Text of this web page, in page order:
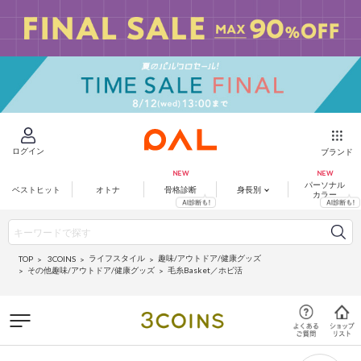
ログイン ブランド
ベストヒット オトナ 骨格診断 身長別
パーソナル
カラー
TOP 3COINS ライフスタイル
趣味/アウトドア/健康グッズ
その他趣味/アウトドア/健康グッズ
毛糸Basket／ホビ活